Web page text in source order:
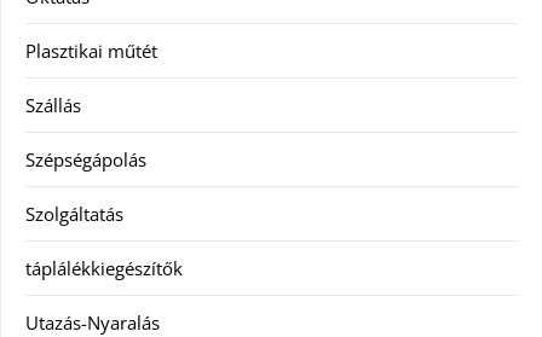
Plasztikai műtét
Szállás
Szépségápolás
Szolgáltatás
táplálékkiegészítők
Utazás-Nyaralás